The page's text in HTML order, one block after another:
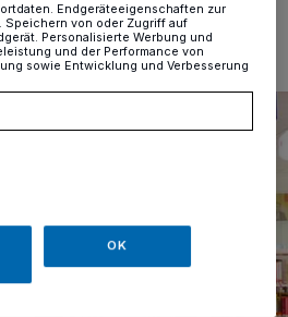
Endgeräteeigenschaften zur
Speichern von oder Zugriff auf
Personalisierte Werbung und
und der Performance von
sowie Entwicklung und Verbesserung
OK